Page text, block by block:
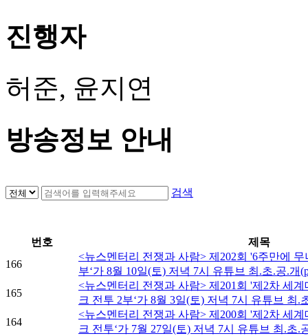
진행자
허준, 윤지연
방송정보 안내
검색
번호
제목
166
<뉴스멘터리 전쟁과 사람> 제202회 '6주만에
부‘가 8월 10일(토) 저녁 7시 유튜브 최.초.공.개
165
<뉴스멘터리 전쟁과 사람> 제201회 '제2차 세
크 전투 2부‘가 8월 3일(토) 저녁 7시 유튜브 최.
164
<뉴스멘터리 전쟁과 사람> 제200회 '제2차 세
크 전투‘가 7월 27일(토) 저녁 7시 유튜브 최.초.